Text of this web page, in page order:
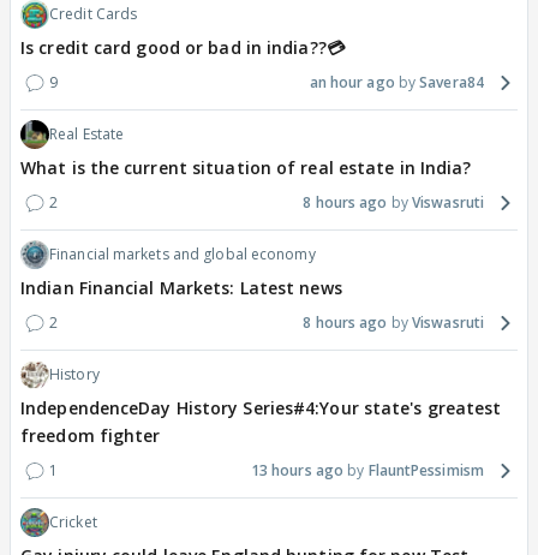
Credit Cards
Is credit card good or bad in india??💳
9 an hour ago Savera84
Real Estate
What is the current situation of real estate in India?
2 8 hours ago Viswasruti
Financial markets and global economy
Indian Financial Markets: Latest news
2 8 hours ago Viswasruti
History
IndependenceDay History Series#4:Your state's greatest
freedom fighter
1 13 hours ago FlauntPessimism
Cricket